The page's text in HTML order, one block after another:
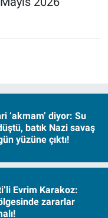
‘akmam’ diyor: Su
batık Nazi savaş
yüzüne çıktı!
Evrim Karakoz:
zararlar